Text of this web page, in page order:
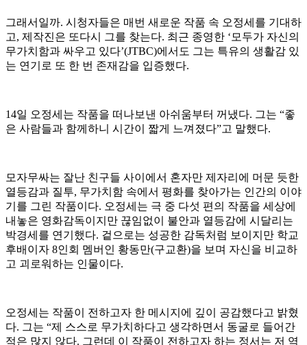
그래서일까. 시청자들은 매번 새로운 작품 속 오정세를 기대하
고, 제작진은 또다시 그를 찾는다. 최근 종영한 ‘모두가 자신의
무가치함과 싸우고 있다’(JTBC)에서도 그는 특유의 생활감 있
는 연기로 또 한 번 존재감을 입증했다.
14일 오정세는 작품을 떠나보낸 아쉬움부터 꺼냈다. 그는 “좋
은 사람들과 함께하니 시간이 짧게 느껴졌다”고 말했다.
모자무싸는 잘난 친구들 사이에서 혼자만 제자리에 머문 듯한
열등감과 질투, 무가치함 속에서 평화를 찾아가는 인간의 이야
기를 그린 작품이다. 오정세는 극 중 다섯 편의 작품을 세상에
내놓은 영화감독이지만 끊임없이 불안과 열등감에 시달리는
박경세를 연기했다. 겉으로는 성공한 감독처럼 보이지만 학교
후배이자 8인회 멤버인 황동만(구교환)을 보며 자신을 비교하
고 괴로워하는 인물이다.
오정세는 작품이 전하고자 한 메시지에 깊이 공감했다고 밝혔
다. 그는 “제 스스로 무가치하다고 생각하면서 동굴로 들어간
적은 많지 않다. 그런데 이 작품이 전하고자 하는 정서는 저 역